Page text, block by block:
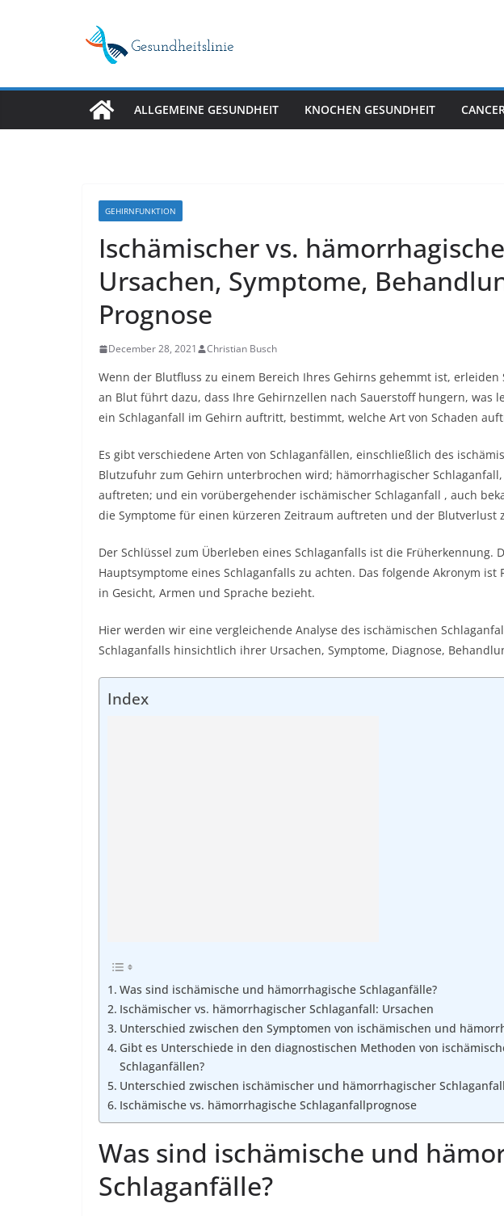
ALLGEMEINE GESUNDHEIT KNOCHEN GESUNDHEIT
GEHIRNFUNKTION
Ischämischer vs.
Ursachen, Symptome,
Prognose
December 28, 2021 Christian Busch
Wenn der Blutfluss zu einem Bereich Ihres Gehirns gehemmt ist, erleiden
an Blut führt dazu, dass Ihre Gehirnzellen nach Sauerstoff hungern, was
ein Schlaganfall im Gehirn auftritt, bestimmt, welche Art von Schaden
Es gibt verschiedene Arten von Schlaganfällen, einschließlich des
Blutzufuhr zum Gehirn unterbrochen wird; hämorrhagischer
auftreten; und ein vorübergehender ischämischer Schlaganfall , auch
die Symptome für einen kürzeren Zeitraum auftreten und der Blutverlust
Der Schlüssel zum Überleben eines Schlaganfalls ist die Früherkennung.
Hauptsymptome eines Schlaganfalls zu achten. Das folgende Akronym ist
in Gesicht, Armen und Sprache bezieht.
Hier werden wir eine vergleichende Analyse des ischämischen
Schlaganfalls hinsichtlich ihrer Ursachen, Symptome, Diagnose,
Index
Was sind ischämische und hämorrhagische Schlaganfälle?
Ischämischer vs. hämorrhagischer Schlaganfall: Ursachen
Unterschied zwischen den Symptomen von ischämischen und
Gibt es Unterschiede in den diagnostischen Methoden von
Schlaganfällen?
Unterschied zwischen ischämischer und hämorrhagischer
Ischämische vs. hämorrhagische Schlaganfallprognose
Was sind ischämische und
Schlaganfälle?